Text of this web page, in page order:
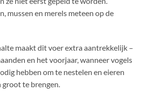
mussen en merels meteen op de
maakt dit voer extra aantrekkelijk –
en het voorjaar, wanneer vogels
hebben om te nestelen en eieren
te brengen.